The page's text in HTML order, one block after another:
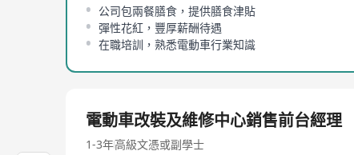
公司包兩餐膳食，提供膳食津貼
彈性花紅，豐厚薪酬待遇
在職培訓，熟悉電動車行業知識
電動車改裝及維修中心銷售前台經理
1-3年高級文憑或副學士